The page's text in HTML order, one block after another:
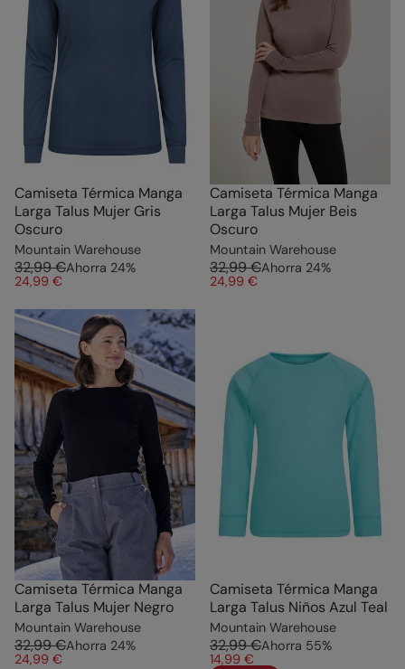
Camiseta Térmica Manga
Larga Talus Mujer Gris
Oscuro
Mountain Warehouse
32,99 €Ahorra 24%
24,99 €
Camiseta Térmica Manga
Larga Talus Mujer Beis
Oscuro
Mountain Warehouse
32,99 €Ahorra 24%
24,99 €
Camiseta Térmica Manga
Larga Talus Mujer Negro
Mountain Warehouse
32,99 €Ahorra 24%
24,99 €
Camiseta Térmica Manga
Larga Talus Niños Azul Teal
Mountain Warehouse
32,99 €Ahorra 55%
14,99 €